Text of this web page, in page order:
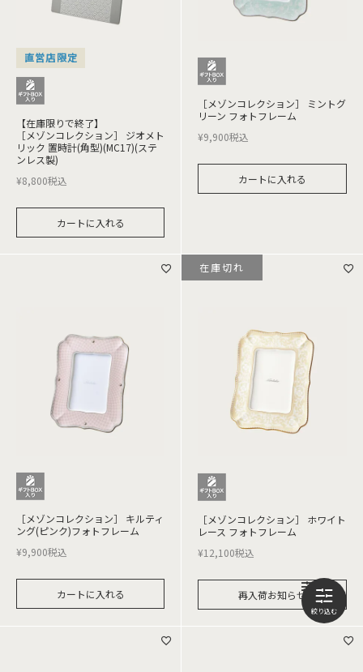
直営店限定
【在庫限りで終了】
［メゾンコレクション］ ジオメト
リック 置時計(角型)(MC17)(ステ
ンレス製)
¥8,800税込
カートに入れる
［メゾンコレクション］ ミントグ
リーン フォトフレーム
¥9,900税込
カートに入れる
［メゾンコレクション］ キルティ
ング(ピンク)フォトフレーム
¥9,900税込
カートに入れる
［メゾンコレクション］ ホワイト
レース フォトフレーム
¥12,100税込
再入荷お知らせ
在庫切れ